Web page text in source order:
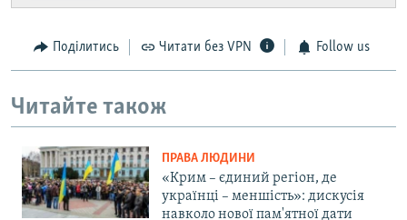
Поділитись Читати без VPN Follow us
Читайте також
ПРАВА ЛЮДИНИ
«Крим – єдиний регіон, де
українці – меншість»: дискусія
навколо нової пам'ятної дати